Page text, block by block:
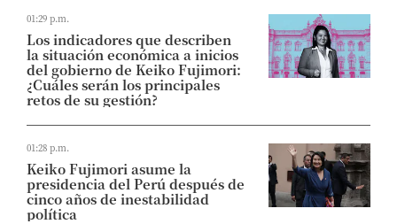
01:29 p.m.
Los indicadores que describen
la situación económica a inicios
del gobierno de Keiko Fujimori:
¿Cuáles serán los principales
retos de su gestión?
01:28 p.m.
Keiko Fujimori asume la
presidencia del Perú después de
cinco años de inestabilidad
política